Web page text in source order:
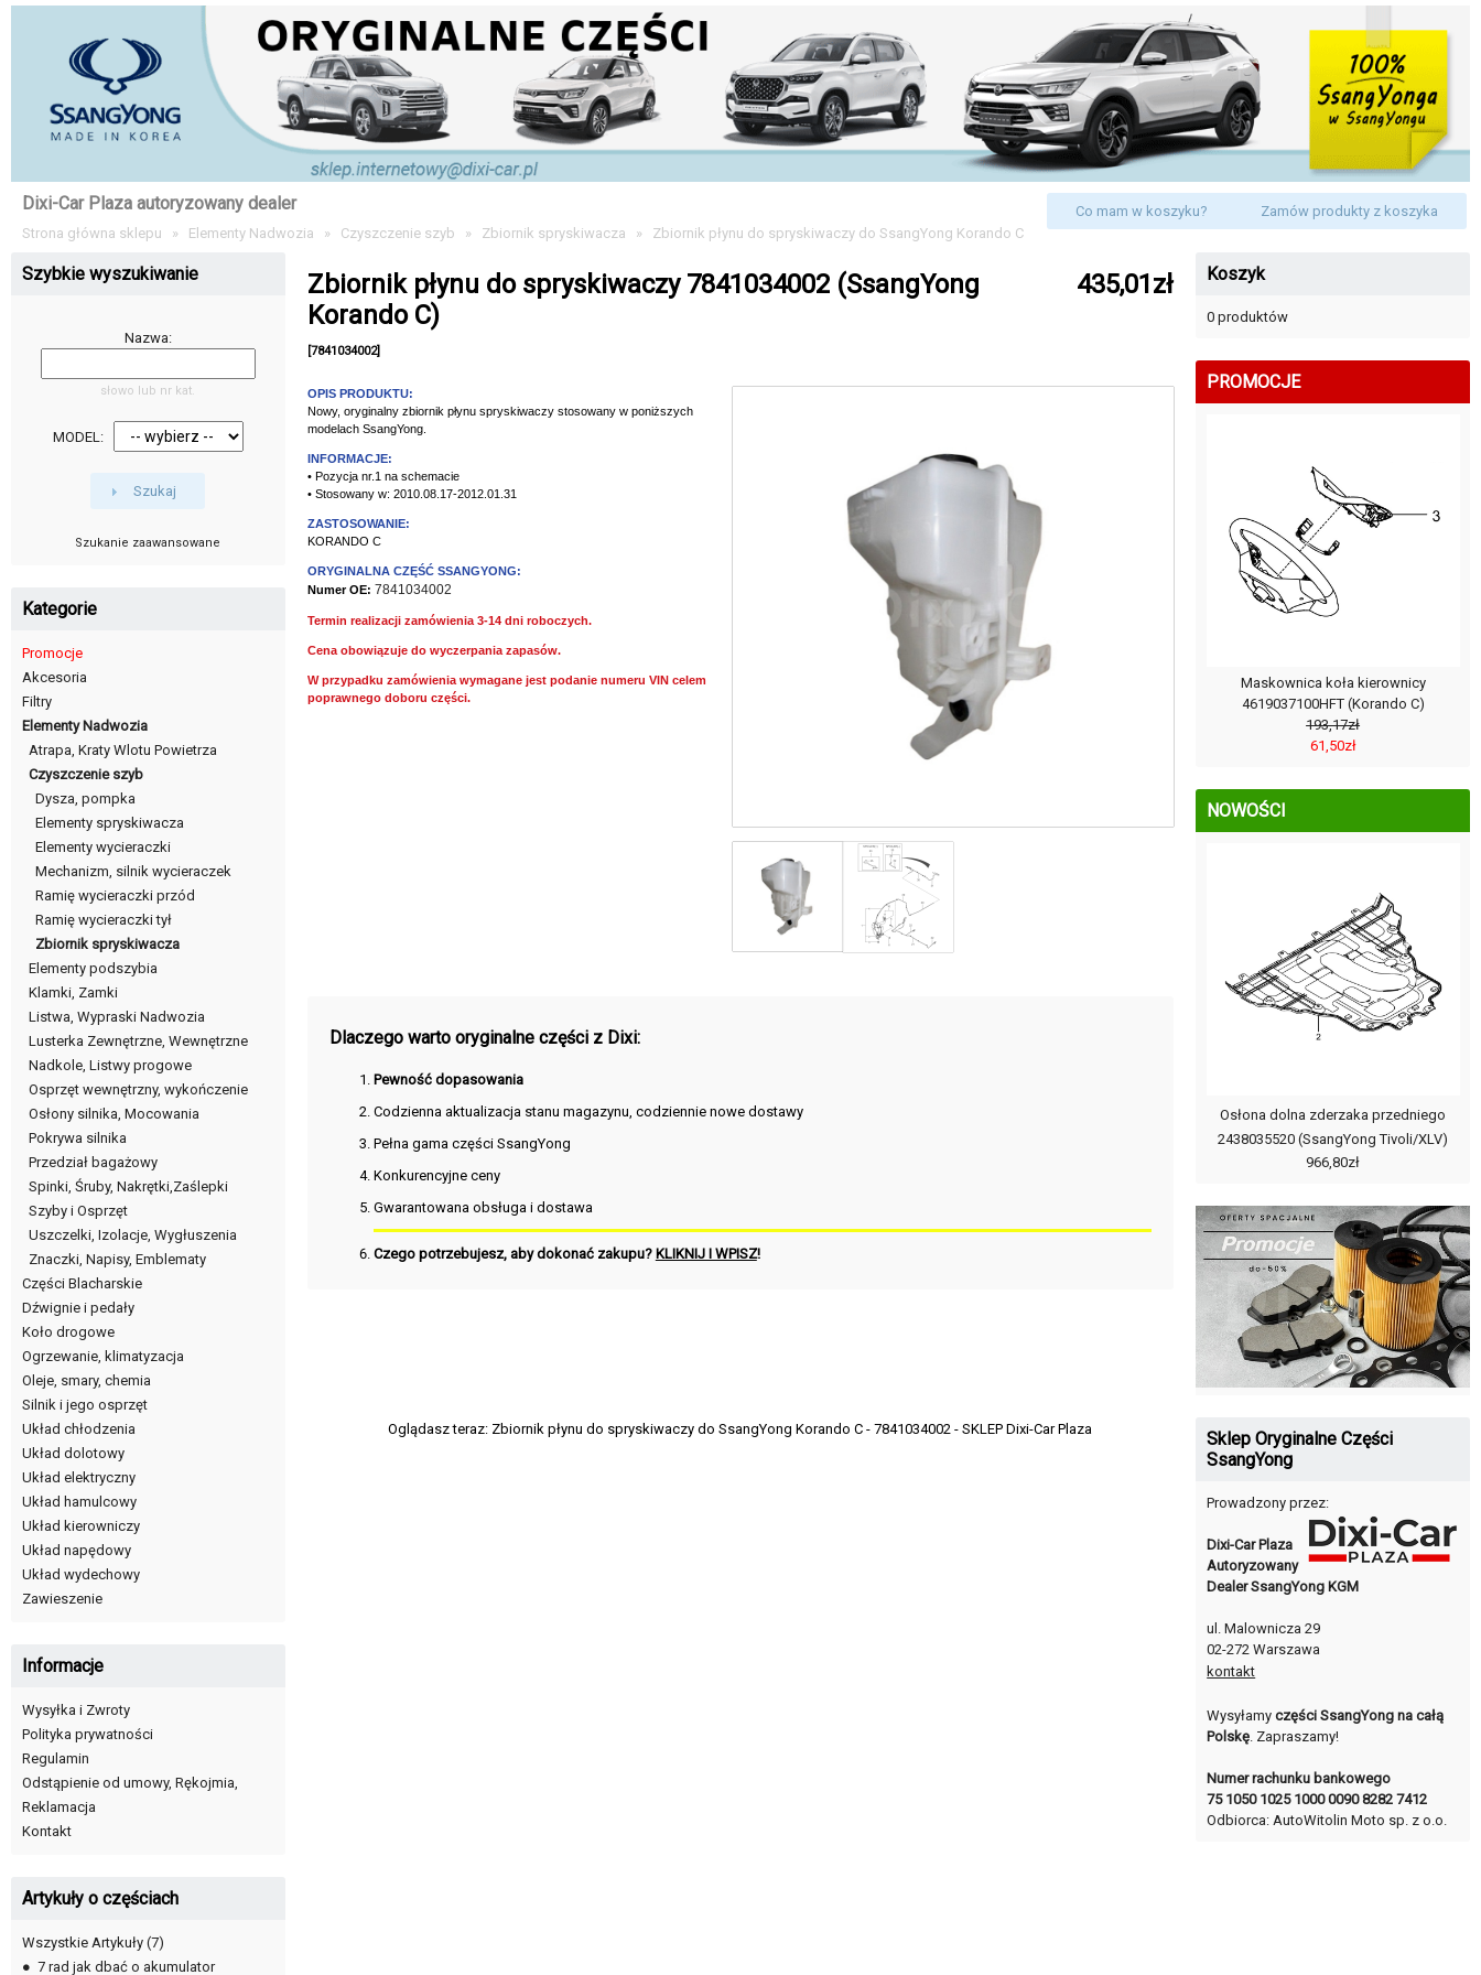
Dixi-Car Plaza autoryzowany dealer
Strona główna sklepu » Elementy Nadwozia » Czyszczenie szyb » Zbiornik spryskiwacza » Zbiornik płynu do spryskiwaczy do SsangYong Korando C
Co mam w koszyku? Zamów produkty z koszyka
435,01zł
Zbiornik płynu do spryskiwaczy 7841034002 (SsangYong
Korando C)
[7841034002]
OPIS PRODUKTU:
Nowy, oryginalny zbiornik płynu spryskiwaczy stosowany w poniższych
modelach SsangYong.
INFORMACJE:
• Pozycja nr.1 na schemacie
• Stosowany w: 2010.08.17-2012.01.31
ZASTOSOWANIE:
KORANDO C
ORYGINALNA CZĘŚĆ SSANGYONG:
Numer OE: 7841034002
Termin realizacji zamówienia 3-14 dni roboczych.
Cena obowiązuje do wyczerpania zapasów.
W przypadku zamówienia wymagane jest podanie numeru VIN celem
poprawnego doboru części.
Dlaczego warto oryginalne części z Dixi:
Pewność dopasowania
Codzienna aktualizacja stanu magazynu, codziennie nowe dostawy
Pełna gama części SsangYong
Konkurencyjne ceny
Gwarantowana obsługa i dostawa
Czego potrzebujesz, aby dokonać zakupu? KLIKNIJ I WPISZ!
Oglądasz teraz: Zbiornik płynu do spryskiwaczy do SsangYong Korando C - 7841034002 - SKLEP Dixi-Car Plaza
Szybkie wyszukiwanie
Nazwa:
słowo lub nr kat.
MODEL:
Szukaj
Szukanie zaawansowane
Kategorie
Promocje
Akcesoria
Filtry
Elementy Nadwozia
Atrapa, Kraty Wlotu Powietrza
Czyszczenie szyb
Dysza, pompka
Elementy spryskiwacza
Elementy wycieraczki
Mechanizm, silnik wycieraczek
Ramię wycieraczki przód
Ramię wycieraczki tył
Zbiornik spryskiwacza
Elementy podszybia
Klamki, Zamki
Listwa, Wypraski Nadwozia
Lusterka Zewnętrzne, Wewnętrzne
Nadkole, Listwy progowe
Osprzęt wewnętrzny, wykończenie
Osłony silnika, Mocowania
Pokrywa silnika
Przedział bagażowy
Spinki, Śruby, Nakrętki,Zaślepki
Szyby i Osprzęt
Uszczelki, Izolacje, Wygłuszenia
Znaczki, Napisy, Emblematy
Części Blacharskie
Dźwignie i pedały
Koło drogowe
Ogrzewanie, klimatyzacja
Oleje, smary, chemia
Silnik i jego osprzęt
Układ chłodzenia
Układ dolotowy
Układ elektryczny
Układ hamulcowy
Układ kierowniczy
Układ napędowy
Układ wydechowy
Zawieszenie
Informacje
Wysyłka i Zwroty
Polityka prywatności
Regulamin
Odstąpienie od umowy, Rękojmia,
Reklamacja
Kontakt
Artykuły o częściach
Wszystkie Artykuły (7)
● 7 rad jak dbać o akumulator
Koszyk
0 produktów
PROMOCJE
Maskownica koła kierownicy
4619037100HFT (Korando C)
193,17zł
61,50zł
NOWOŚCI
Osłona dolna zderzaka przedniego
2438035520 (SsangYong Tivoli/XLV)
966,80zł
Sklep Oryginalne Części
SsangYong
Prowadzony przez:
Dixi-Car Plaza
Autoryzowany
Dealer SsangYong KGM
ul. Malownicza 29
02-272 Warszawa
kontakt
Wysyłamyczęści SsangYong na całą
Polskę. Zapraszamy!
Numer rachunku bankowego
75 1050 1025 1000 0090 8282 7412
Odbiorca: AutoWitolin Moto sp. z o.o.